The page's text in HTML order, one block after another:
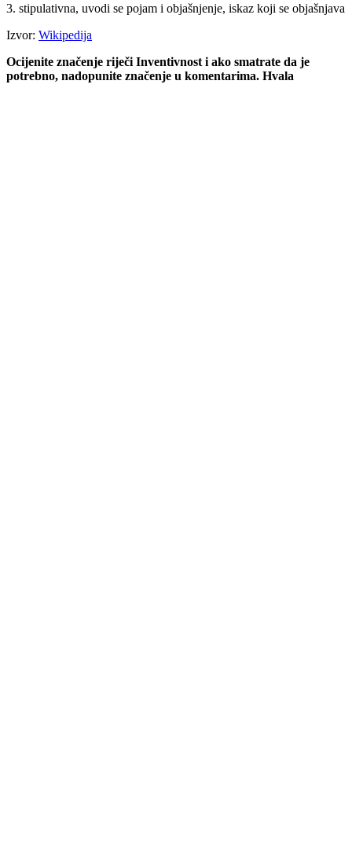
3. stipulativna, uvodi se pojam i objašnjenje, iskaz koji se objašnjava
Izvor: Wikipedija
Ocijenite značenje riječi Inventivnost i ako smatrate da je
potrebno, nadopunite značenje u komentarima. Hvala